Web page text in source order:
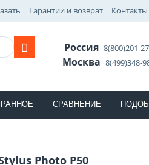
Гарантии и возврат Контакты
Россия8(800)201-
Москва8(499)348-
СРАВНЕНИЕ
Photo P50